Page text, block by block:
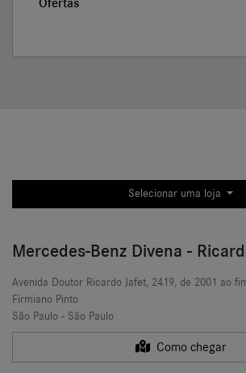
Ofertas
Selecionar uma loja
Mercedes-Benz Divena -
Avenida Doutor Ricardo Jafet, 2419, de 2001 ao
Firmiano Pinto
São Paulo - São Paulo
Como chegar